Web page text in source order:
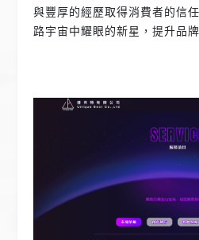
與豐厚的經歷取得消費者的信
路宇宙中耀眼的新星，提升品